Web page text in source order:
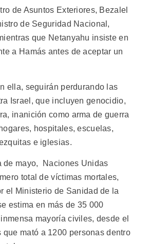
de Asuntos Exteriores, Bezalel
de Seguridad Nacional,
que Netanyahu insiste en
a Hamás antes de aceptar un
ella, seguirán perdurando las
Israel, que incluyen genocidio,
inanición como arma de guerra
hospitales, escuelas,
e iglesias.
de mayo, Naciones Unidas
total de víctimas mortales,
el Ministerio de Sanidad de la
estima en más de 35 000
mayoría civiles, desde el
que mató a 1200 personas dentro